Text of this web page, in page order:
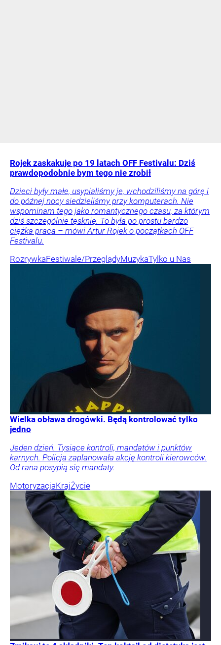
Rojek zaskakuje po 19 latach OFF Festivalu: Dziś
prawdopodobnie bym tego nie zrobił
Dzieci były małe, usypialiśmy je, wchodziliśmy na górę i
do późnej nocy siedzieliśmy przy komputerach. Nie
wspominam tego jako romantycznego czasu, za którym
dziś szczególnie tęsknię. To była po prostu bardzo
ciężka praca – mówi Artur Rojek o początkach OFF
Festivalu.
RozrywkaFestiwale/PrzeglądyMuzykaTylko u Nas
Wielka obława drogówki. Będą kontrolować tylko
jedno
Jeden dzień. Tysiące kontroli, mandatów i punktów
karnych. Policja zaplanowała akcję kontroli kierowców.
Od rana posypią się mandaty.
MotoryzacjaKrajŻycie